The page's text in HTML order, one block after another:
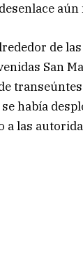
aún
de las
San
había
a las